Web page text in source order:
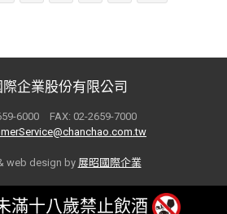
企業股份有限公司
6000 FAX: 02-2659-7000
web design by 展昭國際企業
滿十八歲禁止飲酒